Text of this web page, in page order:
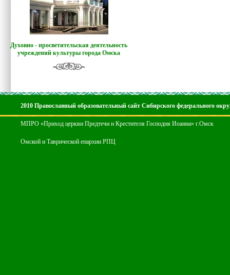
Духовно - просветительская деятельность
учреждений культуры города Омска
2010 Православный образовательный сайт Сибирского федерального
МПРО «Приход церкви Предтечи и Крестителя Господня Иоанна» г.Омск
Омской и Таврической епархии РПЦ